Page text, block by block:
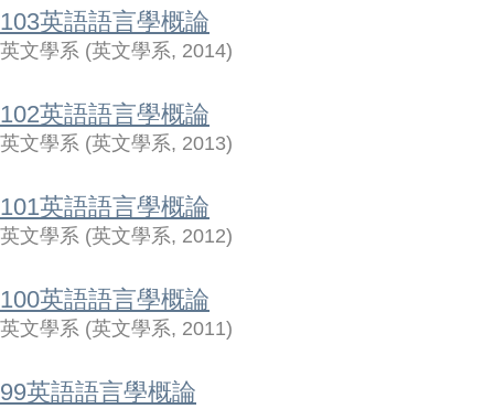
103英語語言學概論
英文學系 (英文學系, 2014)
102英語語言學概論
英文學系 (英文學系, 2013)
101英語語言學概論
英文學系 (英文學系, 2012)
100英語語言學概論
英文學系 (英文學系, 2011)
99英語語言學概論